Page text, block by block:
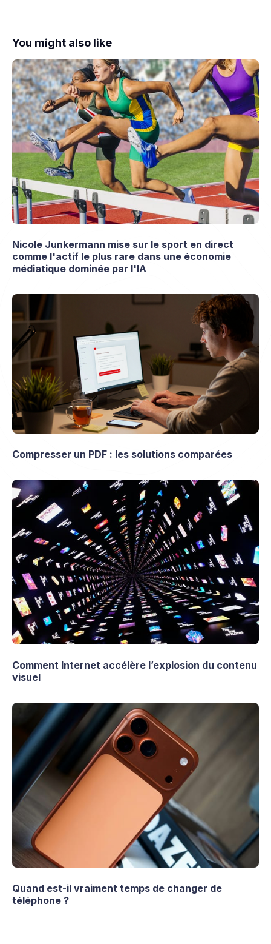
You might also like
Nicole Junkermann mise sur le sport en direct
comme l'actif le plus rare dans une économie
médiatique dominée par l'IA
Compresser un PDF : les solutions comparées
Comment Internet accélère l’explosion du contenu
visuel
Quand est-il vraiment temps de changer de
téléphone ?